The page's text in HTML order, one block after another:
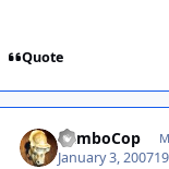
Quote
RamboCop
January 3, 2007